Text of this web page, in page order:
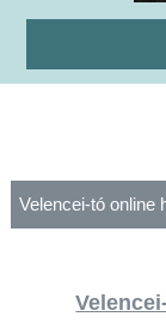
Velencei-tó online